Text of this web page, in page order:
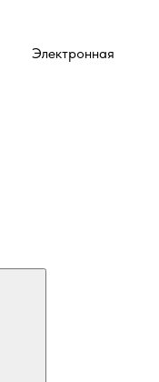
Электронная